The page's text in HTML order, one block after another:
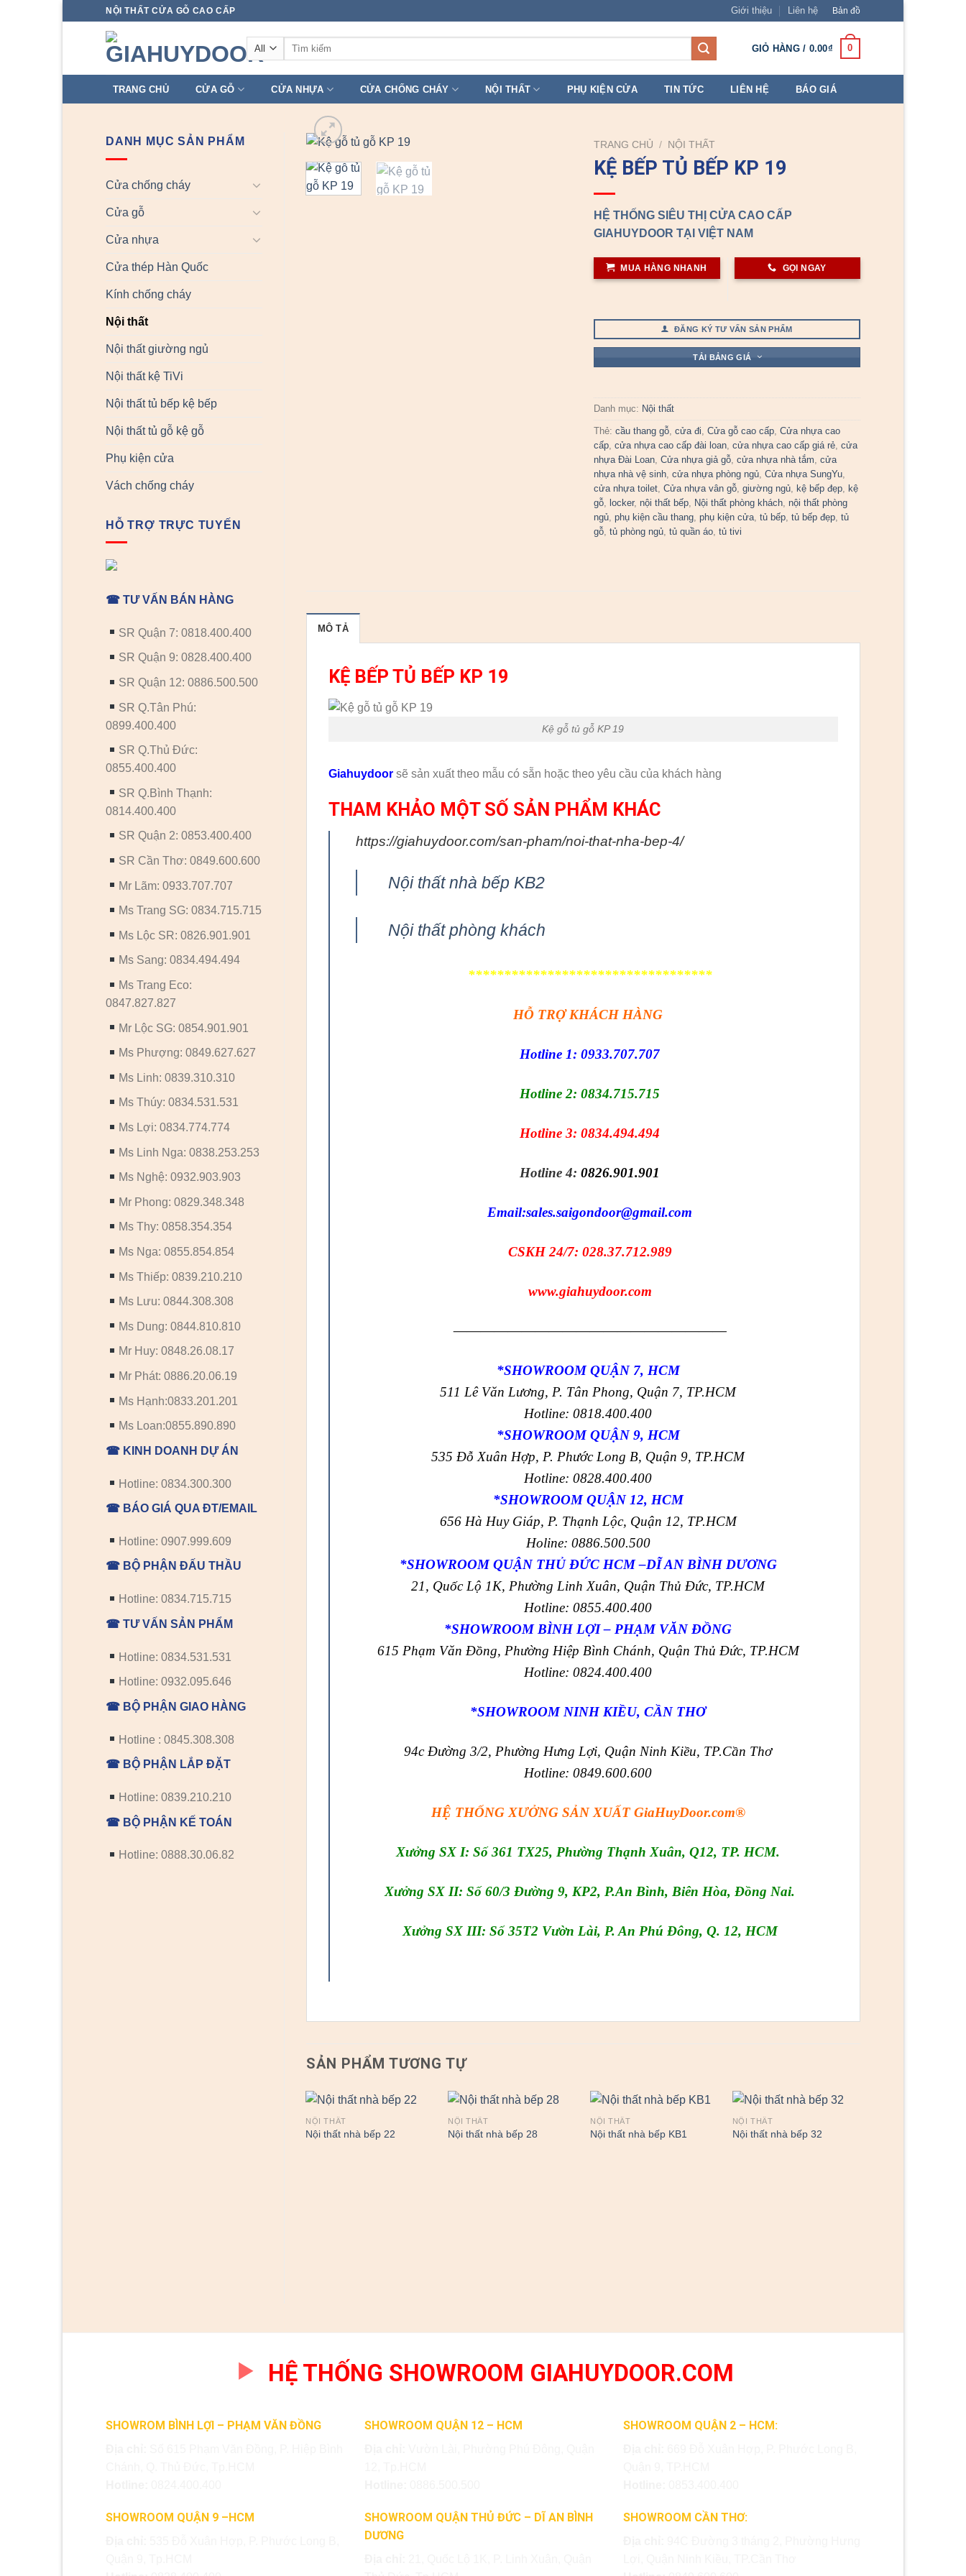
NỘI THẤT CỬA GỖ CAO CẤP Giới thiệu Liên hệ Bản đồ
Tìm
GIỎ HÀNG / 0.00₫ 0
TRANG CHỦ CỬA GỖ CỬA NHỰA CỬA CHỐNG CHÁY NỘI THẤT PHỤ KIỆN CỬA TIN TỨC LIÊN HỆ BÁO GIÁ
DANH MỤC SẢN PHẨM
Cửa chống cháy
Cửa gỗ
Cửa nhựa
Cửa thép Hàn Quốc
Kính chống cháy
Nội thất
Nội thất giường ngủ
Nội thất kệ TiVi
Nội thất tủ bếp kệ bếp
Nội thất tủ gỗ kệ gỗ
Phụ kiện cửa
Vách chống cháy
HỖ TRỢ TRỰC TUYẾN
☎ TƯ VẤN BÁN HÀNG
SR Quận 7: 0818.400.400
SR Quận 9: 0828.400.400
SR Quận 12: 0886.500.500
SR Q.Tân Phú:
0899.400.400
SR Q.Thủ Đức:
0855.400.400
SR Q.Bình Thạnh:
0814.400.400
SR Quận 2: 0853.400.400
SR Cần Thơ: 0849.600.600
Mr Lãm: 0933.707.707
Ms Trang SG: 0834.715.715
Ms Lộc SR: 0826.901.901
Ms Sang: 0834.494.494
Ms Trang Eco:
0847.827.827
Mr Lộc SG: 0854.901.901
Ms Phượng: 0849.627.627
Ms Linh: 0839.310.310
Ms Thúy: 0834.531.531
Ms Lợi: 0834.774.774
Ms Linh Nga: 0838.253.253
Ms Nghệ: 0932.903.903
Mr Phong: 0829.348.348
Ms Thy: 0858.354.354
Ms Nga: 0855.854.854
Ms Thiếp: 0839.210.210
Ms Lưu: 0844.308.308
Ms Dung: 0844.810.810
Mr Huy: 0848.26.08.17
Mr Phát: 0886.20.06.19
Ms Hạnh:0833.201.201
Ms Loan:0855.890.890
☎ KINH DOANH DỰ ÁN
Hotline: 0834.300.300
☎ BÁO GIÁ QUA ĐT/EMAIL
Hotline: 0907.999.609
☎ BỘ PHẬN ĐẤU THẦU
Hotline: 0834.715.715
☎ TƯ VẤN SẢN PHẨM
Hotline: 0834.531.531
Hotline: 0932.095.646
☎ BỘ PHẬN GIAO HÀNG
Hotline : 0845.308.308
☎ BỘ PHẬN LẮP ĐẶT
Hotline: 0839.210.210
☎ BỘ PHẬN KẾ TOÁN
Hotline: 0888.30.06.82
TRANG CHỦ / NỘI THẤT
KỆ BẾP TỦ BẾP KP 19
HỆ THỐNG SIÊU THỊ CỬA CAO CẤP
GIAHUYDOOR TẠI VIỆT NAM
MUA HÀNG NHANH GỌI NGAY
ĐĂNG KÝ TƯ VẤN SẢN PHẨM
TẢI BẢNG GIÁ
Danh mục: Nội thất
Thẻ:cầu thang gỗ ,cửa đi ,Cửa gỗ cao cấp ,Cửa nhựa cao
cấp ,cửa nhựa cao cấp đài loan ,cửa nhựa cao cấp giá rẻ ,cửa
nhựa Đài Loan ,Cửa nhựa giả gỗ ,cửa nhựa nhà tắm ,cửa
nhựa nhà vệ sinh ,cửa nhựa phòng ngủ ,Cửa nhựa SungYu
cửa nhựa toilet ,Cửa nhựa vân gỗ ,giường ngủ ,kệ bếp đẹp ,kệ
gỗ ,locker,nội thất bếp Nội thất phòng khách ,nội thất phòng
ngủ ,phụ kiện cầu thang ,phụ kiện cửa ,tủ bếp ,tủ bếp đẹp ,tủ
gỗ ,tủ phòng ngủ ,tủ quần áo ,tủ tivi
MÔ TẢ
KỆ BẾP TỦ BẾP KP 19
Kệ gỗ tủ gỗ KP 19
Giahuydoorsẽ sản xuất theo mẫu có sẵn hoặc theo yêu cầu của khách hàng
THAM KHẢO MỘT SỐ SẢN PHẨM KHÁC
https://giahuydoor.com/san-pham/noi-that-nha-bep-4/
Nội thất nhà bếp KB2
Nội thất phòng khách
**********************************
HỖ TRỢ KHÁCH HÀNG
Hotline 1: 0933.707.707
Hotline 2: 0834.715.715
Hotline 3: 0834.494.494
Hotline 4:0826.901.901
Email:sales.saigondoor@gmail.com
CSKH 24/7: 028.37.712.989
www.giahuydoor.com
————————————————————
*SHOWROOM QUẬN 7, HCM
511 Lê Văn Lương, P. Tân Phong, Quận 7, TP.HCM
Hotline: 0818.400.400
*SHOWROOM QUẬN 9, HCM
535 Đỗ Xuân Hợp, P. Phước Long B, Quận 9, TP.HCM
Hotline: 0828.400.400
*SHOWROOM QUẬN 12, HCM
656 Hà Huy Giáp, P. Thạnh Lộc, Quận 12, TP.HCM
Holine: 0886.500.500
*SHOWROOM QUẬN THỦ ĐỨC HCM –DĨ AN BÌNH DƯƠNG
21, Quốc Lộ 1K, Phường Linh Xuân, Quận Thủ Đức, TP.HCM
Hotline: 0855.400.400
*SHOWROOM BÌNH LỢI – PHẠM VĂN ĐỒNG
615 Phạm Văn Đồng, Phường Hiệp Bình Chánh, Quận Thủ Đức, TP.HCM
Hotline: 0824.400.400
*SHOWROOM NINH KIỀU, CẦN THƠ
94c Đường 3/2, Phường Hưng Lợi, Quận Ninh Kiều, TP.Cần Thơ
Hotline: 0849.600.600
HỆ THỐNG XƯỞNG SẢN XUẤT GiaHuyDoor.com®
Xưởng SX I: Số 361 TX25, Phường Thạnh Xuân, Q12, TP. HCM.
Xưởng SX II: Số 60/3 Đường 9, KP2, P.An Bình, Biên Hòa, Đồng Nai.
Xưởng SX III: Số 35T2 Vườn Lài, P. An Phú Đông, Q. 12, HCM
SẢN PHẨM TƯƠNG TỰ
NỘI THẤT
Nội thất nhà bếp 22
NỘI THẤT
Nội thất nhà bếp 28
NỘI THẤT
Nội thất nhà bếp KB1
NỘI THẤT
Nội thất nhà bếp 32
HỆ THỐNG SHOWROOM GIAHUYDOOR.COM
SHOWROM BÌNH LỢI – PHẠM VĂN ĐỒNG
SHOWROOM QUẬN 9 –HCM
SHOWROOM QUẬN 12 – HCM
SHOWROOM QUẬN THỦ ĐỨC – DĨ AN BÌNH
DƯƠNG
SHOWROOM QUẬN 2 – HCM:
SHOWROOM CẦN THƠ: